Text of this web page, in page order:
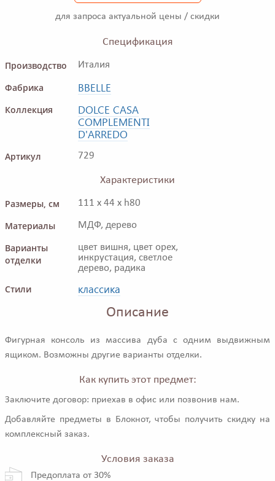
для запроса актуальной цены / скидки
Спецификация
Производство
Италия
Фабрика BBELLE
Коллекция
DOLCE CASA
COMPLEMENTI
D'ARREDO
Артикул 729
Характеристики
Размеры, см
111 x 44 x h80
Материалы МДФ, дерево
Варианты
отделки
цвет вишня, цвет орех,
инкрустация, светлое
дерево, радика
Стили классика
Описание
Фигурная консоль из массива дуба с одним выдвижным
ящиком. Возможны другие варианты отделки.
Как купить этот предмет:
Заключите договор: приехав в офис или позвонив нам.
Добавляйте предметы в Блокнот, чтобы получить скидку на
комплексный заказ.
Условия заказа
Предоплата от 30%